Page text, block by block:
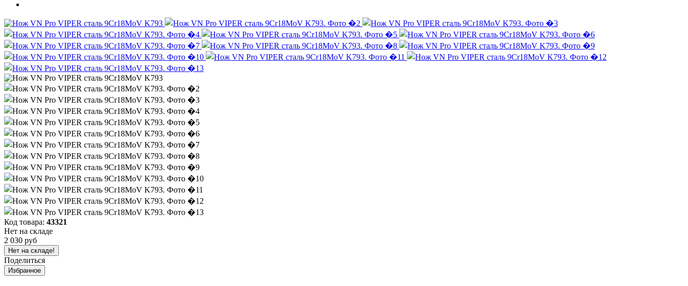
Код товара: 43321
Нет на складе
2 030 руб
Нет на складе!
Поделиться
Избранное